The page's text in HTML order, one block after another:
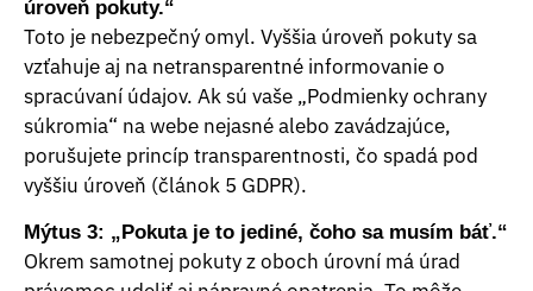
úroveň pokuty.“
Toto je nebezpečný omyl. Vyššia úroveň pokuty sa
vzťahuje aj na netransparentné informovanie o
spracúvaní údajov. Ak sú vaše „Podmienky ochrany
súkromia“ na webe nejasné alebo zavádzajúce,
porušujete princíp transparentnosti, čo spadá pod
vyššiu úroveň (článok 5 GDPR).
Mýtus 3: „Pokuta je to jediné, čoho sa musím báť.“
Okrem samotnej pokuty z oboch úrovní má úrad